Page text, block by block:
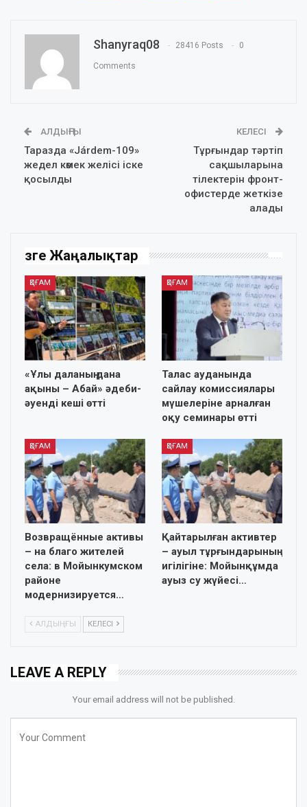
Shanyraq08 28416 Posts 0
Comments
АЛДЫҢҒЫ
Таразда «Járdem-109»
жедел көмек желісі іске
қосылды
КЕЛЕСІ
Тұрғындар тәртіп
сақшыларына
тілектерін фронт-
офистерде жеткізе
алады
Өзге Жаңалықтар
ҚОҒАМ
«Ұлы даланың дана
ақыны – Абай» әдеби-
әуенді кеші өтті
ҚОҒАМ
Талас ауданында
сайлау комиссиялары
мүшелеріне арналған
оқу семинары өтті
ҚОҒАМ
Возвращённые активы
– на благо жителей
села: в Мойынкумском
районе
модернизируется…
ҚОҒАМ
Қайтарылған активтер
– ауыл тұрғындарының
игілігіне: Мойынқұмда
ауыз су жүйесі…
АЛДЫҢҒЫ КЕЛЕСІ
LEAVE A REPLY
Your email address will not be published.